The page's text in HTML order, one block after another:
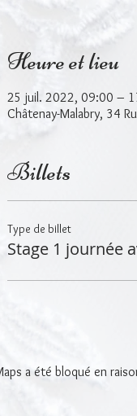
Heure et lieu
25 juil. 2022, 09:00 –
Châtenay-Malabry, 34
Billets
Type de billet
Stage 1 journée
a été bloqué en